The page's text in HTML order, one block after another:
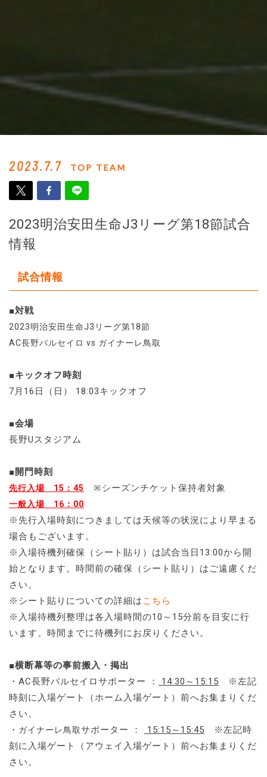
2023.7.7 TOP TEAM
2023明治安田生命J3リーグ第18節試合
情報
試合情報
■対戦
2023明治安田生命J3リーグ第18節
AC長野パルセイロ vs ガイナーレ鳥取
■キックオフ時刻
7月16日（日） 18:03キックオフ
■会場
長野Uスタジアム
■開門時刻
先行入場 15：45 ※シーズンチケット保持者対象
一般入場 16：00
※先行入場時刻につきましては天候等の状況により早まる
場合もございます。
※入場待機列確保（シート貼り）は試合当日13:00から開
始となります。時間前の確保（シート貼り）はご遠慮くだ
さい。
※シート貼りについての詳細は こちら
※入場待機列整理は各入場時間の10～15分前を目安に行
います。時間までに待機列にお戻りください。
■横断幕等の事前搬入・掲出
・AC長野パルセイロサポーター ：
14:30～15:15 ※左記
時刻に入場ゲート（ホーム入場ゲート）前へお集まりくだ
さい。
・ ガイナーレ鳥取サポーター ： 15:15～15:45 ※左記時
刻に入場ゲート（アウェイ入場ゲート）前へお集まりくだ
さい。